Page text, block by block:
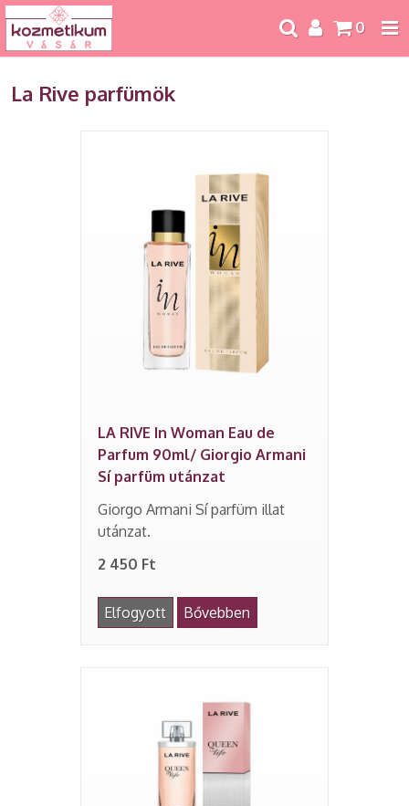
0
La Rive parfümök
LA RIVE In Woman Eau de
Parfum 90ml/ Giorgio Armani
Sí parfüm utánzat
Giorgo Armani Sí parfüm illat
utánzat.
2 450 Ft
Elfogyott Bővebben